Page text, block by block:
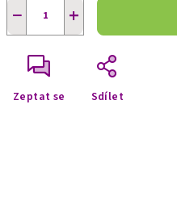
+
−
Zeptat se Sdílet